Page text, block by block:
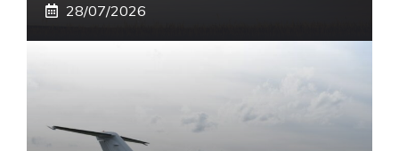
28/07/2026